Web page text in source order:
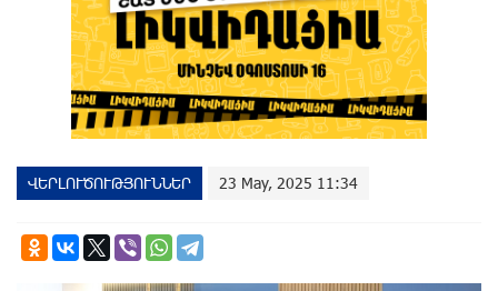
ՎԵՐԼՈՒԾՈՒԹՅՈՒՆՆԵՐ 23 May, 2025 11:34